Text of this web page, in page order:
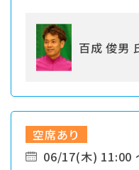
百成 俊男
空席あり
06/17(木) 11:00